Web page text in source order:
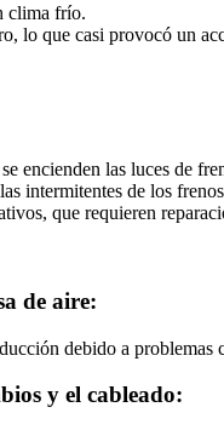
clima frío.
lo que casi provocó un
encienden las luces de
intermitentes de los
que requieren
de aire:
debido a problemas
y el cableado: